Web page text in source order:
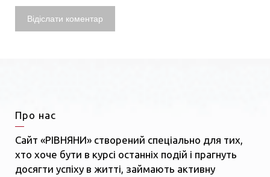
Про нас
Сайт «РІВНЯНИ» створений спеціально для тих,
хто хоче бути в курсі останніх подій і прагнуть
досягти успіху в житті, займають активну